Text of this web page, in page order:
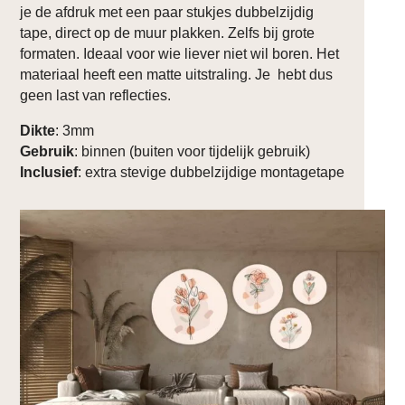
je de afdruk met een paar stukjes dubbelzijdig
tape, direct op de muur plakken. Zelfs bij grote
formaten. Ideaal voor wie liever niet wil boren. Het
materiaal heeft een matte uitstraling. Je hebt dus
geen last van reflecties.
Dikte: 3mm
Gebruik: binnen (buiten voor tijdelijk gebruik)
Inclusief: extra stevige dubbelzijdige montagetape